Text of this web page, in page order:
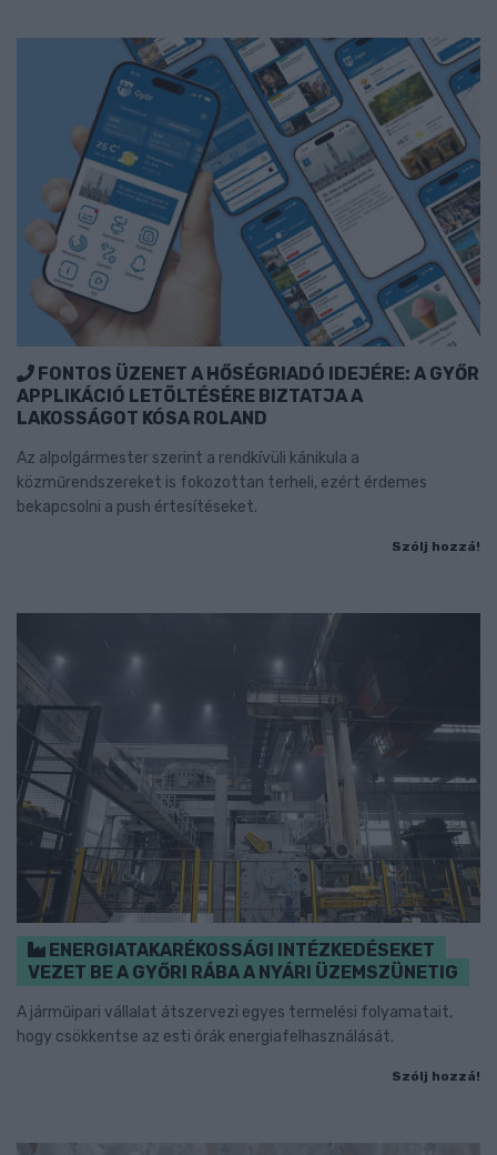
FONTOS ÜZENET A HŐSÉGRIADÓ IDEJÉRE: A GYŐR
APPLIKÁCIÓ LETÖLTÉSÉRE BIZTATJA A
LAKOSSÁGOT KÓSA ROLAND
Az alpolgármester szerint a rendkívüli kánikula a
közműrendszereket is fokozottan terheli, ezért érdemes
bekapcsolni a push értesítéseket.
Szólj hozzá!
ENERGIATAKARÉKOSSÁGI INTÉZKEDÉSEKET
VEZET BE A GYŐRI RÁBA A NYÁRI ÜZEMSZÜNETIG
A járműipari vállalat átszervezi egyes termelési folyamatait,
hogy csökkentse az esti órák energiafelhasználását.
Szólj hozzá!